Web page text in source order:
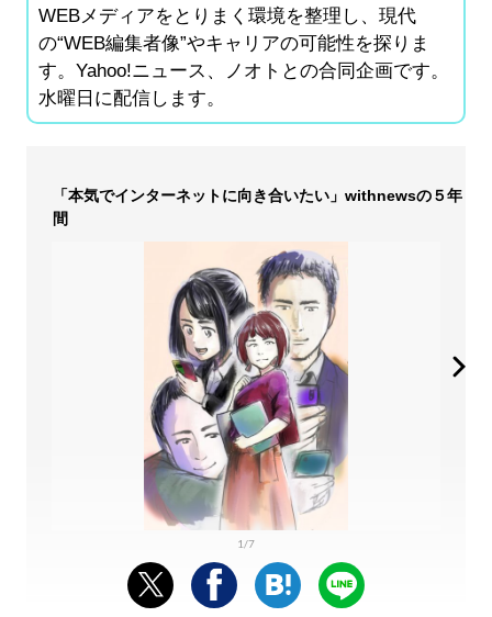
WEBメディアをとりまく環境を整理し、現代
の“WEB編集者像”やキャリアの可能性を探りま
す。Yahoo!ニュース、ノオトとの合同企画です。
水曜日に配信します。
「本気でインターネットに向き合いたい」withnewsの５年
間
1/7